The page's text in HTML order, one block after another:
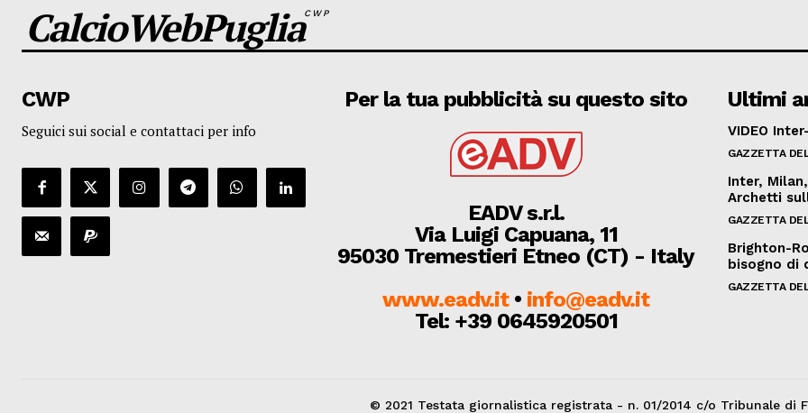
CalcioWebPugliaCWP
CWP
Seguici sui social e contattaci per info
Per la tua pubblicità su questo sito
EADV s.r.l.
Via Luigi Capuana, 11
95030 Tremestieri Etneo (CT) - Italy
www.eadv.it• info@eadv.it
Tel: +39 0645920501
Ultimi
VIDEO
GAZZETTA
Inter,
Archetti
GAZZETTA
Brighton-
bisogno di
GAZZETTA
© 2021 Testata giornalistica registrata - n. 01/2014 c/o Tribunale di